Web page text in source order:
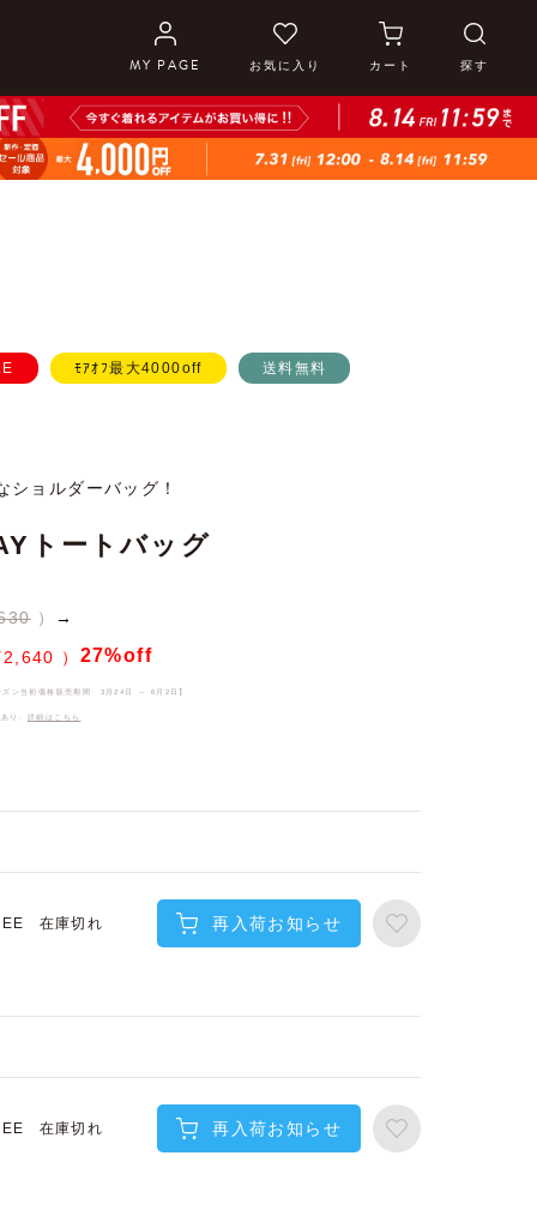
MY PAGE お気に入り カート 探す
ﾓｱｵﾌ最大4000off 送料無料
ショルダーバッグ！
トートバッグ
→
2,640 27%off
ズン当初価格販売期間 3月24日 ～ 6月2日 】
り、 詳細はこちら
在庫切れ 再入荷お知らせ
在庫切れ 再入荷お知らせ